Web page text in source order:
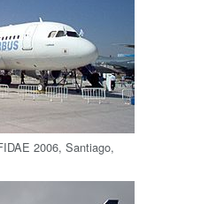
2006, Santiago,